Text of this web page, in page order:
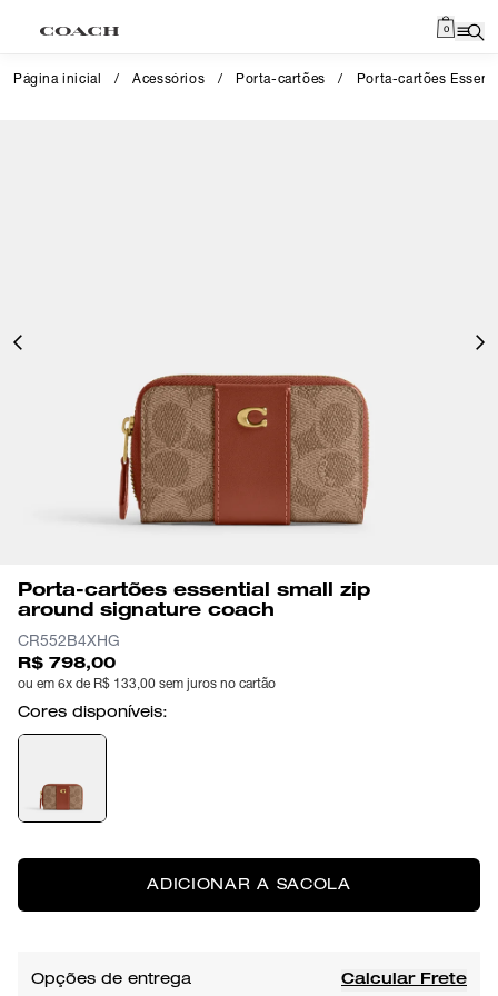
0
Página inicial / Acessórios / Porta-cartões / Porta-cartões
Porta-cartões essential small zip
around signature coach
CR552B4XHG
R$ 798,00
ou em 6x de R$ 133,00 sem juros no cartão
Cores disponíveis:
ADICIONAR A SACOLA
Opções de entrega Calcular Frete